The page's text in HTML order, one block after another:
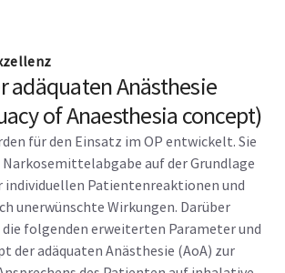
adäquaten Anästhesie
of Anaesthesia concept)
für den Einsatz im OP entwickelt. Sie
auf der Grundlage
individuellen Patientenreaktionen und
unerwünschte Wirkungen. Darüber
die folgenden erweiterten Parameter und
der adäquaten Anästhesie (AoA) zur